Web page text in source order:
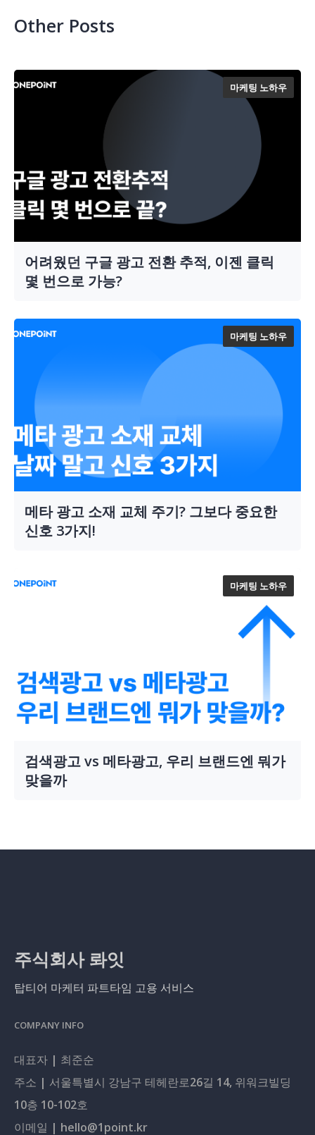
Other Posts
마케팅 노하우
어려웠던 구글 광고 전환 추적, 이젠 클릭
몇 번으로 가능?
마케팅 노하우
메타 광고 소재 교체 주기? 그보다 중요한
신호 3가지!
마케팅 노하우
검색광고 vs 메타광고, 우리 브랜드엔 뭐가
맞을까
주식회사 롸잇
탑티어 마케터 파트타임 고용 서비스
COMPANY INFO
대표자 | 최준순
주소 | 서울특별시 강남구 테헤란로26길 14, 위워크빌딩
10층 10-102호
이메일 | hello@1point.kr